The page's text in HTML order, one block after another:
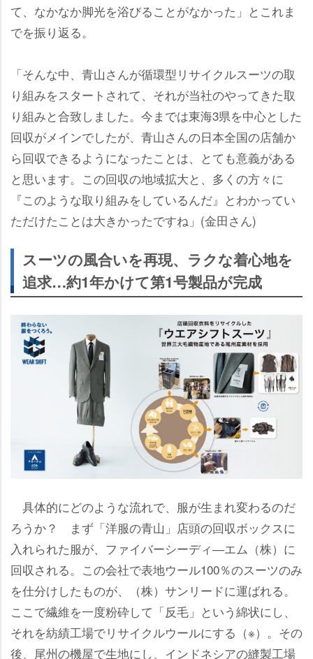
て、なかなか脚光を浴びることがなかった」とこれま
でを振り返る。
「そんな中、青山さんが循環型リサイクルスーツの取
り組みをスタートされて、それが当社のやってきた取
り組みと合致しました。今までは東海3県を中心とした
回収がメインでしたが、青山さんの日本全国の店舗か
ら回収できるようになったことは、とても意義がある
と思います。この回収の地域拡大と、多くの方々に
『このような取り組みをしているんだ』とわかってい
ただけたことは大きかったですね」(金田さん)
スーツの風合いを再現、ラクな着心地を
追求…約1年かけて第1号製品が完成
具体的にどのような流れで、服が生まれ変わるのだ
ろうか？ まず「洋服の青山」店頭の回収ボックスに
入れられた服が、ファイバーシーディ―エム（株）に
回収される。この会社で表地ウール100％のスーツのみ
を仕分けしたものが、（株）サンリードに運ばれる。
ここで繊維を一度粉砕して「反毛」という綿状にし、
それを紡績工場でリサイクルウールにする（※）。その
後、尾州の機屋で生地にし、インドネシアの縫製工場